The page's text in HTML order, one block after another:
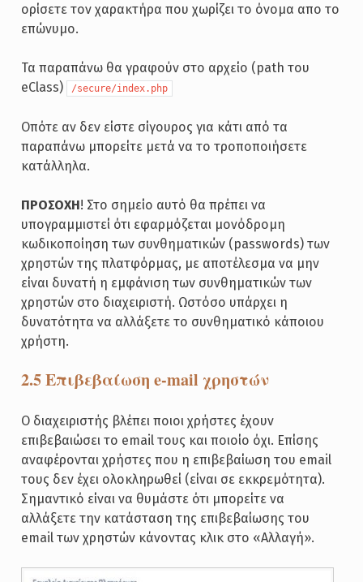
ορίσετε τον χαρακτήρα που χωρίζει το όνομα απο το
επώνυμο.
Τα παραπάνω θα γραφούν στο αρχείο (path του
eClass)
/secure/index.php
Οπότε αν δεν είστε σίγουρος για κάτι από τα
παραπάνω μπορείτε μετά να το τροποποιήσετε
κατάλληλα.
ΠΡΟΣΟΧΗ! Στο σημείο αυτό θα πρέπει να
υπογραμμιστεί ότι εφαρμόζεται μονόδρομη
κωδικοποίηση των συνθηματικών (passwords) των
χρηστών της πλατφόρμας, με αποτέλεσμα να μην
είναι δυνατή η εμφάνιση των συνθηματικών των
χρηστών στο διαχειριστή. Ωστόσο υπάρχει η
δυνατότητα να αλλάξετε το συνθηματικό κάποιου
χρήστη.
2.5 Επιβεβαίωση e-mail χρηστών
Ο διαχειριστής βλέπει ποιοι χρήστες έχουν
επιβεβαιώσει το email τους και ποιοίο όχι. Επίσης
αναφέρονται χρήστες που η επιβεβαίωση του email
τους δεν έχει ολοκληρωθεί (είναι σε εκκρεμότητα).
Σημαντικό είναι να θυμάστε ότι μπορείτε να
αλλάξετε την κατάσταση της επιβεβαίωσης του
email των χρηστών κάνοντας κλικ στο «Αλλαγή».